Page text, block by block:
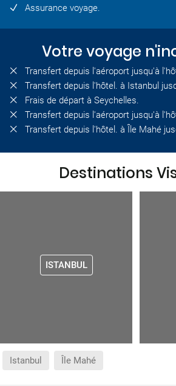
Assurance voyage.
Votre voyage
Transfert depuis l'aéroport jusqu'à
Transfert depuis l'hôtel. à Istanbul
Frais de départ à Seychelles.
Transfert depuis l'aéroport jusqu'à
Transfert depuis l'hôtel. à Île Mahé
Destinations
ISTANBUL
Istanbul Île Mahé